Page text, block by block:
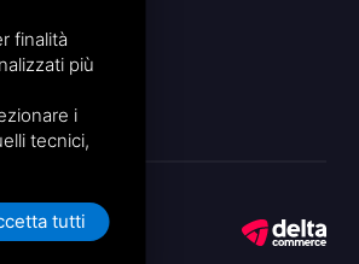
finalità
più
i
tecnici,
tutti